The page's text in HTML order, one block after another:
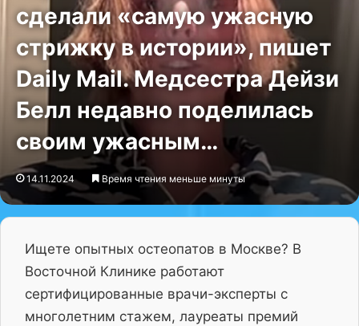
сделали «самую ужасную
стрижку в истории», пишет
Daily Mail. Медсестра Дейзи
Белл недавно поделилась
своим ужасным…
14.11.2024 Время чтения меньше минуты
Ищете опытных остеопатов в Москве? В
Восточной Клинике работают
сертифицированные врачи-эксперты с
многолетним стажем, лауреаты премий